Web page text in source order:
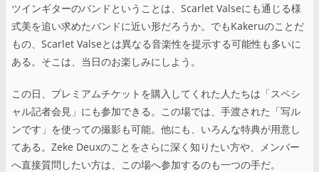
ツインギターのバンドということは、Scarlet Valseにも通じる様
式美を追い求めたバンドに近い形だろうか。でもKakeruのことだ
もの、Scarlet Valseとは異なる音楽性を提示する可能性も多いに
ある。そこは、当日のお楽しみにしよう。
この日、プレミアムチケットを購入してくれた人たちは「スペシ
ャル記者会見」にも参加できる。この場では、手渡された「写ル
ンです」を使っての撮影も可能。他にも、いろんな特典が用意し
てある。Zeke Deuxのことをさらに深く知りたい方や、メンバー
へ直接質問したい方は、この場へ参加するのも一つの手だ。